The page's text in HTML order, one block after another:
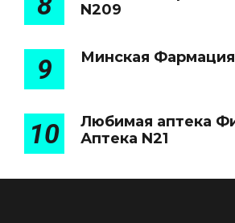
N209
9 Минская
10
Любимая аптека
Аптека N21